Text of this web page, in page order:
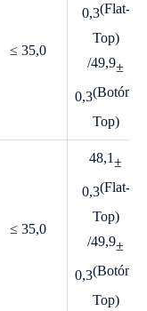
≤ 35,0
0,3(Flat-
Top)
/49,9±
0,3(Botón-
Top)
≤ 35,0
48,1±
0,3(Flat-
Top)
/49,9±
0,3(Botón-
Top)